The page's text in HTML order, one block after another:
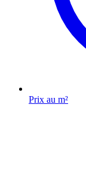
Prix au m²